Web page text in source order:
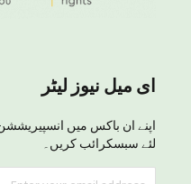
ای میل نیوز لیٹر
اپنے ان باکس میں
لئے سبسکرائب کریں۔